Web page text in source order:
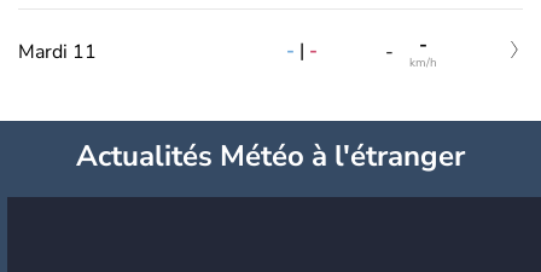
Mardi 11 - | - - -
km/h
Actualités Météo à l'étranger